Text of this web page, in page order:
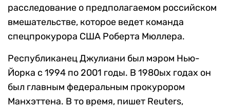
расследование о предполагаемом российском
вмешательстве, которое ведет команда
спецпрокурора США Роберта Мюллера.
Республиканец Джулиани был мэром Нью-
Йорка с 1994 по 2001 годы. В 1980ых годах он
был главным федеральным прокурором
Манхэттена. В то время, пишет Reuters,